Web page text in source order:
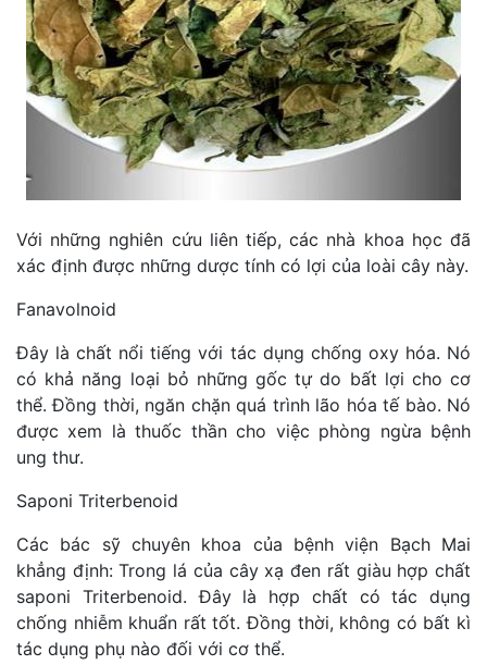
Với những nghiên cứu liên tiếp, các nhà khoa học đã
xác định được những dược tính có lợi của loài cây này.
Fanavolnoid
Đây là chất nổi tiếng với tác dụng chống oxy hóa. Nó
có khả năng loại bỏ những gốc tự do bất lợi cho cơ
thể. Đồng thời, ngăn chặn quá trình lão hóa tế bào. Nó
được xem là thuốc thần cho việc phòng ngừa bệnh
ung thư.
Saponi Triterbenoid
Các bác sỹ chuyên khoa của bệnh viện Bạch Mai
khẳng định: Trong lá của cây xạ đen rất giàu hợp chất
saponi Triterbenoid. Đây là hợp chất có tác dụng
chống nhiễm khuẩn rất tốt. Đồng thời, không có bất kì
tác dụng phụ nào đối với cơ thể.